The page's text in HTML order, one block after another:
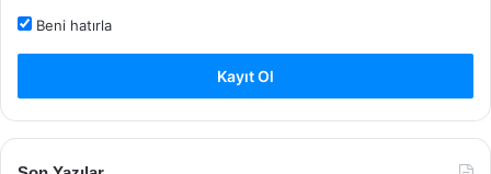
Beni hatırla
Kayıt Ol